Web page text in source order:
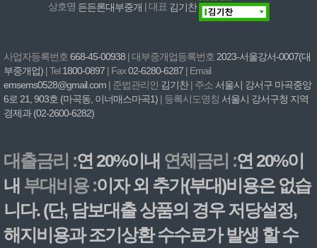
상호명 든든론대부중개 | 대표김기찬
사업자등록번호 668-45-00938 | 대부중개업등록번호 2023-서울강서-0007(대
부중개업) | Tel 1800-0897 | Fax02-6280-6287 | Email
emsems0528@gmail.com | 준법관리인 김기찬| 주소 서울시 강서구 마곡중앙
6로 21, 903호 (마곡동, 이너매스마곡1) | 등록시도명칭 서울시 강서구청 지역
경제과 (02-2600-6282)
대출금리 :연 20%이내 연체금리 :연 20%이
내 부대비용 :이자 외 추가(부대)비용은 없습
니다. (단, 담보대출 상품의 경우 저당설정,
해지비용과 조기상환 수수료가 발생 할 수